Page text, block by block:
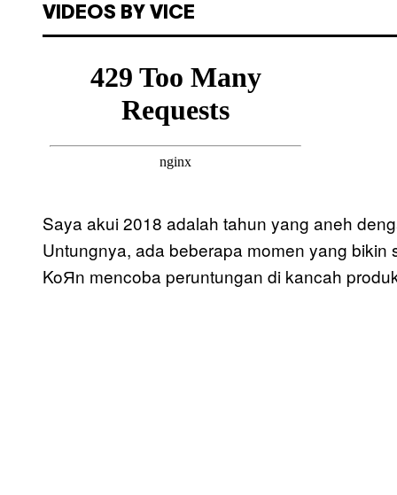
VIDEOS BY VICE
Saya akui 2018 adalah tahun yang aneh
Untungnya, ada beberapa momen yang
KoЯn mencoba peruntungan di kancah